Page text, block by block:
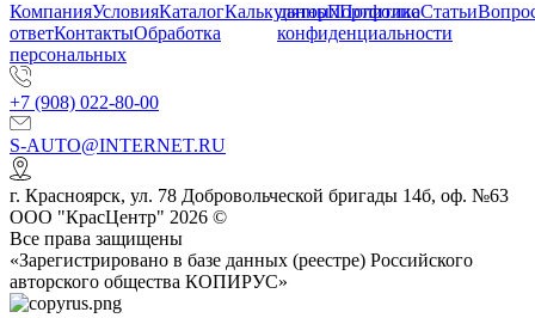
КомпанияУсловияКаталогКалькуляторПортфолиоСтатьи
ответКонтактыОбработка
персональных
данныхПолитика
конфиденциальности
+7 (908) 022-80-00
S-AUTO@INTERNET.RU
г. Красноярск, ул. 78 Добровольческой бригады 14б, оф. №63
ООО "КрасЦентр" 2026 ©
Все права защищены
«Зарегистрировано в базе данных (реестре) Российского
авторского общества КОПИРУС»